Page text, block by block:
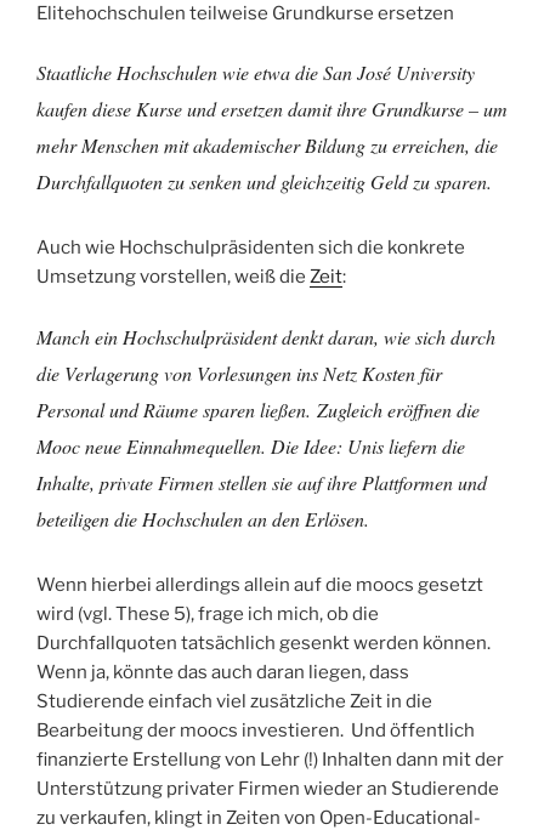
Elitehochschulen teilweise Grundkurse ersetzen
Staatliche Hochschulen wie etwa die San José University
kaufen diese Kurse und ersetzen damit ihre Grundkurse – um
mehr Menschen mit akademischer Bildung zu erreichen, die
Durchfallquoten zu senken und gleichzeitig Geld zu sparen.
Auch wie Hochschulpräsidenten sich die konkrete
Umsetzung vorstellen, weiß die Zeit:
Manch ein Hochschulpräsident denkt daran, wie sich durch
die Verlagerung von Vorlesungen ins Netz Kosten für
Personal und Räume sparen ließen. Zugleich eröffnen die
Mooc neue Einnahmequellen. Die Idee: Unis liefern die
Inhalte, private Firmen stellen sie auf ihre Plattformen und
beteiligen die Hochschulen an den Erlösen.
Wenn hierbei allerdings allein auf die moocs gesetzt
wird (vgl. These 5), frage ich mich, ob die
Durchfallquoten tatsächlich gesenkt werden können.
Wenn ja, könnte das auch daran liegen, dass
Studierende einfach viel zusätzliche Zeit in die
Bearbeitung der moocs investieren. Und öffentlich
finanzierte Erstellung von Lehr (!) Inhalten dann mit der
Unterstützung privater Firmen wieder an Studierende
zu verkaufen, klingt in Zeiten von Open-Educational-